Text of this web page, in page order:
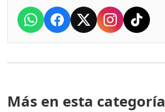
Más en esta categoría